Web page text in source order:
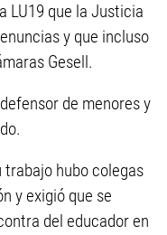
LU19 que la Justicia
y que incluso
Gesell.
de menores y
hubo colegas
y exigió que se
del educador en